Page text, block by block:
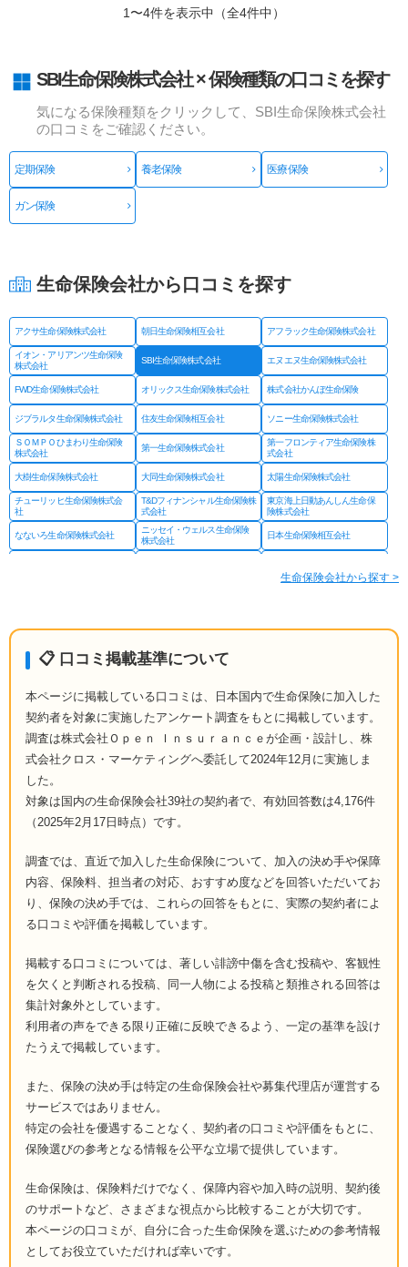
1〜4件を表示中（全4件中）
SBI生命保険株式会社 × 保険種類の口コミを探す
気になる保険種類をクリックして、SBI生命保険株式会社
の口コミをご確認ください。
定期保険 養老保険 医療保険
ガン保険
生命保険会社から口コミを探す
アクサ生命保険株式会社 朝日生命保険相互会社 アフラック生命保険株式会社
イオン・アリアンツ生命保険
株式会社
SBI生命保険株式会社 エヌエヌ生命保険株式会社
FWD生命保険株式会社 オリックス生命保険株式会社 株式会社かんぽ生命保険
ジブラルタ生命保険株式会社 住友生命保険相互会社 ソニー生命保険株式会社
ＳＯＭＰＯひまわり生命保険
株式会社
第一生命保険株式会社
第一フロンティア生命保険株
式会社
大樹生命保険株式会社 大同生命保険株式会社 太陽生命保険株式会社
チューリッヒ生命保険株式会
社
T&Dフィナンシャル生命保険株
式会社
東京海上日動あんしん生命保
険株式会社
なないろ生命保険株式会社
ニッセイ・ウェルス生命保険
株式会社
日本生命保険相互会社
社
険株式会社
命保険株式会社
みどり生命保険株式会社 明治安田生命保険相互会社
生命保険会社から探す >
📋 口コミ掲載基準について
本ページに掲載している口コミは、日本国内で生命保険に加入した
契約者を対象に実施したアンケート調査をもとに掲載しています。
調査は株式会社Ｏｐｅｎ Ｉｎｓｕｒａｎｃｅが企画・設計し、株
式会社クロス・マーケティングへ委託して2024年12月に実施しま
した。
対象は国内の生命保険会社39社の契約者で、有効回答数は4,176件
（2025年2月17日時点）です。
調査では、直近で加入した生命保険について、加入の決め手や保障
内容、保険料、担当者の対応、おすすめ度などを回答いただいてお
り、保険の決め手では、これらの回答をもとに、実際の契約者によ
る口コミや評価を掲載しています。
掲載する口コミについては、著しい誹謗中傷を含む投稿や、客観性
を欠くと判断される投稿、同一人物による投稿と類推される回答は
集計対象外としています。
利用者の声をできる限り正確に反映できるよう、一定の基準を設け
たうえで掲載しています。
また、保険の決め手は特定の生命保険会社や募集代理店が運営する
サービスではありません。
特定の会社を優遇することなく、契約者の口コミや評価をもとに、
保険選びの参考となる情報を公平な立場で提供しています。
生命保険は、保険料だけでなく、保障内容や加入時の説明、契約後
のサポートなど、さまざまな視点から比較することが大切です。
本ページの口コミが、自分に合った生命保険を選ぶための参考情報
としてお役立ていただければ幸いです。